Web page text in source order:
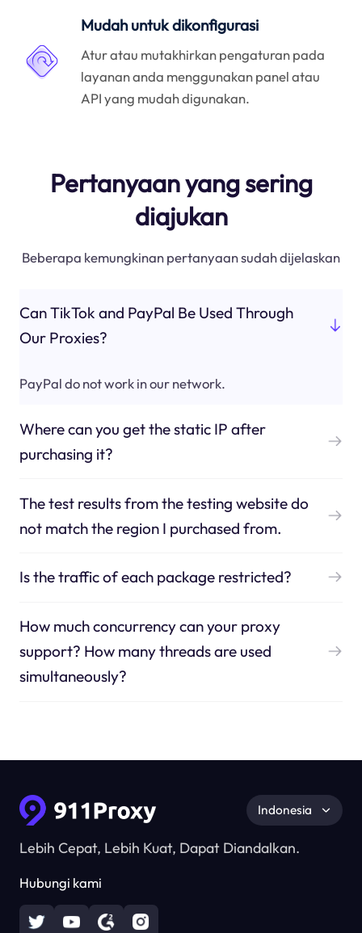
Mudah untuk dikonfigurasi
Atur atau mutakhirkan pengaturan pada
layanan anda menggunakan panel atau
API yang mudah digunakan.
Pertanyaan yang sering
diajukan
Beberapa kemungkinan pertanyaan sudah dijelaskan
Can TikTok and PayPal Be Used Through
Our Proxies?
PayPal do not work in our network.
Where can you get the static IP after
purchasing it?
The test results from the testing website do
not match the region I purchased from.
Is the traffic of each package restricted?
How much concurrency can your proxy
support? How many threads are used
simultaneously?
Lebih Cepat, Lebih Kuat, Dapat Diandalkan.
Hubungi kami
Indonesia